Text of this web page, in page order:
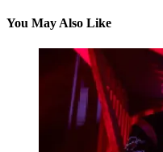
You May Also Like